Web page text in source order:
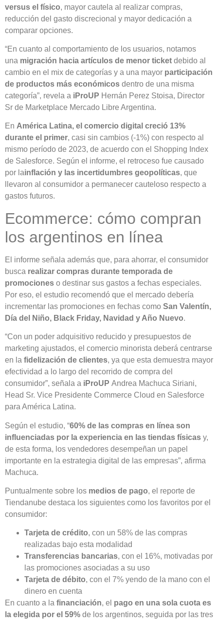
versus el físico, mayor cautela al realizar compras,
reducción del gasto discrecional y mayor dedicación a
comparar opciones.
“En cuanto al comportamiento de los usuarios, notamos
una migración hacia artículos de menor ticket debido al
cambio en el mix de categorías y a una mayor participación
de productos más económicos dentro de una misma
categoría”, revela a iProUP Hernán Perez Stoisa, Director
Sr de Marketplace Mercado Libre Argentina.
En América Latina, el comercio digital creció 13%
durante el primer, casi sin cambios (-1%) con respecto al
mismo período de 2023, de acuerdo con el Shopping Index
de Salesforce. Según el informe, el retroceso fue causado
por lainflación y las incertidumbres geopolíticas, que
llevaron al consumidor a permanecer cauteloso respecto a
gastos futuros.
Ecommerce: cómo compran
los argentinos en línea
El informe señala además que, para ahorrar, el consumidor
busca realizar compras durante temporada de
promociones o destinar sus gastos a fechas especiales.
Por eso, el estudio recomendó que el mercado debería
incrementar las promociones en fechas como San Valentín,
Día del Niño, Black Friday, Navidad y Año Nuevo.
“Con un poder adquisitivo reducido y presupuestos de
marketing ajustados, el comercio minorista deberá centrarse
en la fidelización de clientes, ya que esta demuestra mayor
efectividad a lo largo del recorrido de compra del
consumidor”, señala a iProUP Andrea Machuca Siriani,
Head Sr. Vice Presidente Commerce Cloud en Salesforce
para América Latina.
Según el estudio, “60% de las compras en línea son
influenciadas por la experiencia en las tiendas físicas y,
de esta forma, los vendedores desempeñan un papel
importante en la estrategia digital de las empresas”, afirma
Machuca.
Puntualmente sobre los medios de pago, el reporte de
Tiendanube destaca los siguientes como los favoritos por el
consumidor:
Tarjeta de crédito, con un 58% de las compras
realizadas bajo esta modalidad
Transferencias bancarias, con el 16%, motivadas por
las promociones asociadas a su uso
Tarjeta de débito, con el 7% yendo de la mano con el
dinero en cuenta
En cuanto a la financiación, el pago en una sola cuota es
la elegida por el 59% de los argentinos, seguida por las tres